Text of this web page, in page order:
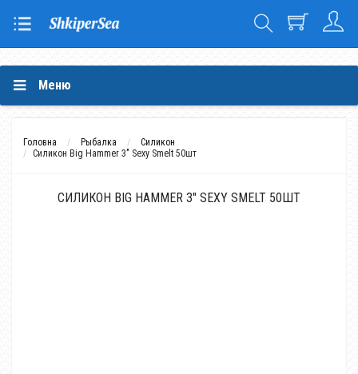
Меню
Головна Рыбалка
Силикон
Силикон Big Hammer 3" Sexy Smelt 50шт
СИЛИКОН BIG HAMMER 3" SEXY SMELT 50ШТ